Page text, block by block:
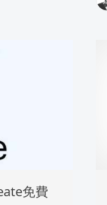
免費